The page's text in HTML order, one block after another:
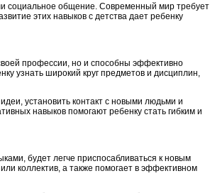
социальное общение. Современный мир требует
этих навыков с детства дает ребенку
профессии, но и способны эффективно
узнать широкий круг предметов и дисциплин,
установить контакт с новыми людьми и
навыков помогают ребенку стать гибким и
будет легче приспосабливаться к новым
коллектив, а также помогает в эффективном